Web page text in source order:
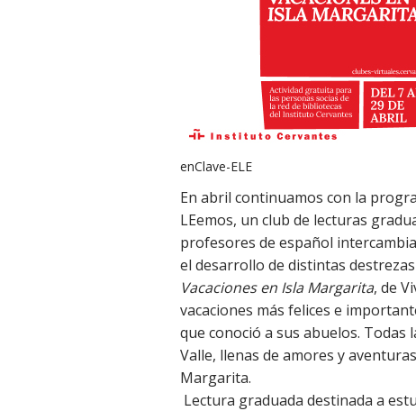
enClave-ELE
En abril continuamos con la
LEemos, un club de lecturas
profesores de español
el desarrollo de distintas
Vacaciones en Isla Margarita, de
vacaciones más felices e
que conoció a sus abuelos.
Valle, llenas de amores y
Margarita.
Lectura graduada destinada a